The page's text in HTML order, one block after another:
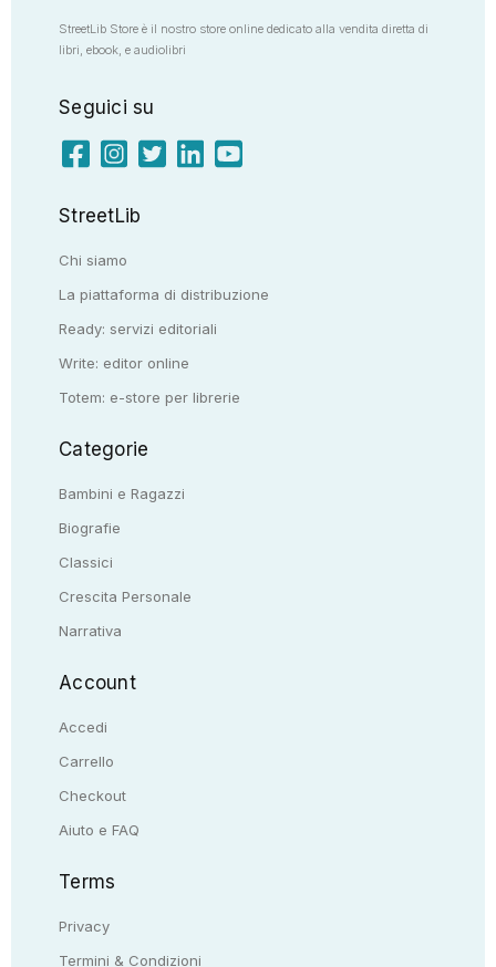
StreetLib Store è il nostro store online dedicato alla vendita diretta di
libri, ebook, e audiolibri
Seguici su
StreetLib
Chi siamo
La piattaforma di distribuzione
Ready: servizi editoriali
Write: editor online
Totem: e-store per librerie
Categorie
Bambini e Ragazzi
Biografie
Classici
Crescita Personale
Narrativa
Account
Accedi
Carrello
Checkout
Aiuto e FAQ
Terms
Privacy
Termini & Condizioni